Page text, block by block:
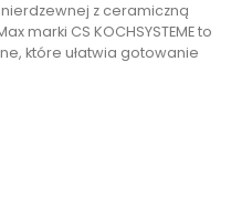
z ceramiczną
marki CS KOCHSYSTEME to
które ułatwia gotowanie